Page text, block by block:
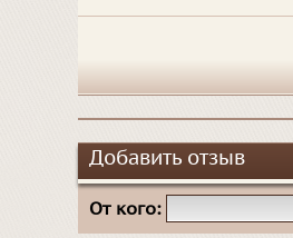
Добавить отзыв
От кого: